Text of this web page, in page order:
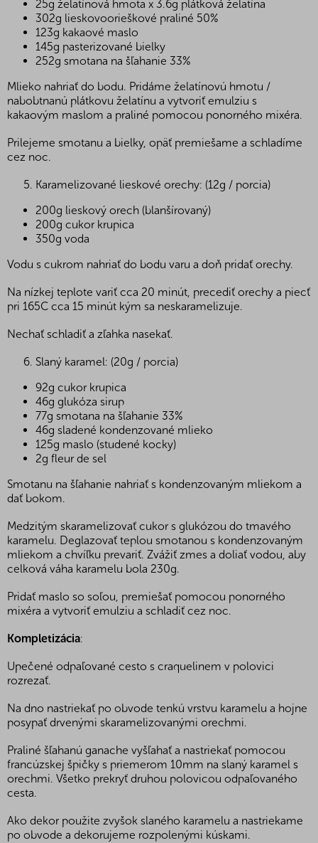
25g želatínová hmota x 3.6g plátková želatína
302g lieskovoorieškové praliné 50%
123g kakaové maslo
145g pasterizované bielky
252g smotana na šľahanie 33%
Mlieko nahriať do bodu. Pridáme želatínovú hmotu /
nabobtnanú plátkovu želatínu a vytvoriť emulziu s
kakaovým maslom a praliné pomocou ponorného mixéra.
Prilejeme smotanu a bielky, opäť premiešame a schladíme
cez noc.
Karamelizované lieskové orechy: (12g / porcia)
200g lieskový orech (blanšírovaný)
200g cukor krupica
350g voda
Vodu s cukrom nahriať do bodu varu a doň pridať orechy.
Na nízkej teplote variť cca 20 minút, precediť orechy a piecť
pri 165C cca 15 minút kým sa neskaramelizuje.
Nechať schladiť a zľahka nasekať.
Slaný karamel: (20g / porcia)
92g cukor krupica
46g glukóza sirup
77g smotana na šľahanie 33%
46g sladené kondenzované mlieko
125g maslo (studené kocky)
2g fleur de sel
Smotanu na šľahanie nahriať s kondenzovaným mliekom a
dať bokom.
Medzitým skaramelizovať cukor s glukózou do tmavého
karamelu. Deglazovať teplou smotanou s kondenzovaným
mliekom a chvíľku prevariť. Zvážiť zmes a doliať vodou, aby
celková váha karamelu bola 230g.
Pridať maslo so soľou, premiešať pomocou ponorného
mixéra a vytvoriť emulziu a schladiť cez noc.
Kompletizácia:
Upečené odpaľované cesto s craquelinem v polovici
rozrezať.
Na dno nastriekať po obvode tenkú vrstvu karamelu a hojne
posypať drvenými skaramelizovanými orechmi.
Praliné šľahanú ganache vyšľahať a nastriekať pomocou
francúzskej špičky s priemerom 10mm na slaný karamel s
orechmi. Všetko prekryť druhou polovicou odpaľovaného
cesta.
Ako dekor použite zvyšok slaného karamelu a nastriekame
po obvode a dekorujeme rozpolenými kúskami.